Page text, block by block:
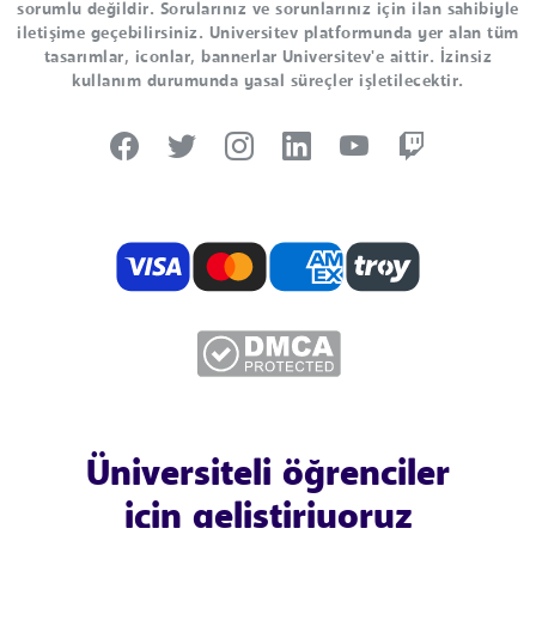
sorumlu değildir. Sorularınız ve sorunlarınız için ilan sahibiyle
iletişime geçebilirsiniz. Universitev platformunda yer alan tüm
tasarımlar, iconlar, bannerlar Universitev'e aittir. İzinsiz
kullanım durumunda yasal süreçler işletilecektir.
Üniversiteli öğrenciler
için geliştiriyoruz